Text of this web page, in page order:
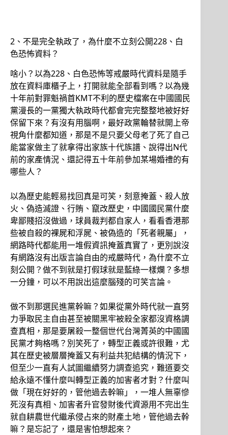
2、不是完全執政了，為什麼不立刻公開228、白
色恐怖資料？
啥小？以為228、白色恐怖等戒嚴時代資料是隨手
放在資料庫櫃子上，打開就能全部看到嗎？以為幾
十年前對罪魁禍首KMT不利的歷史檔案在中國國民
黨漫長的一黨獨大執政時代都會完完整整地被好好
保留下來？有沒有用腦啊，最好政黨輪替就開上帝
視角什麼都知道，那是不是只要父母老了死了自己
能當家做主了就拿得出家族十代族譜、說得出N代
前的家產情況、還記得五十年前參加某場婚禮的有
哪些人？
以為歷史能輕易找回真是可笑，刻意掩蓋、殺人放
火、偽造滅證、行賄、竄改歷史，中國國民黨什麼
卑鄙賤招沒做過，球員裁判都自家人，看看香港那
些被自殺的裸屍和浮屍、被偽造的「死者親屬」，
網路時代都能用一堆假資訊掩蓋真實了，更別說沒
有網路沒有出版言論自由的戒嚴時代，為什麼不立
刻公開？做不到就是打假球就是藍綠一樣爛？多想
一分鐘，可以不用說出這麼腦殘的可笑言論。
做不到那選民進黨幹嘛？如果從黨外時代就一直努
力爭取民主自由甚至被關黑牢被殺全家都沒資格調
查真相，那是要屠殺一整個世代台灣菁英的中國國
民黨才夠格嗎？別笑死了，轉型正義或許很難，尤
其在歷史被層層掩蓋又有利益共犯結構的情況下，
但至少一直有人試圖繼續努力調查追究，難道要交
給永遠不懂什麼叫轉型正義的加害者才對？什麼叫
做「現在好好的，管他過去幹嘛」，一堆人無辜慘
死沒有真相、加害者升官發財後代資源用不完出生
就自耕農世代繼承侵占來的財產土地，管他過去幹
嘛？是忘記了，還是害怕想起來？